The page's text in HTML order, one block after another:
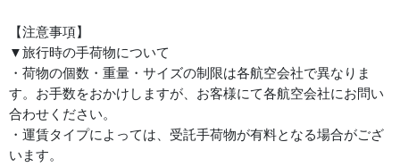
【注意事項】
▼旅行時の手荷物について
・荷物の個数・重量・サイズの制限は各航空会社で異なりま
す。お手数をおかけしますが、お客様にて各航空会社にお問い
合わせください。
・運賃タイプによっては、受託手荷物が有料となる場合がござ
います。